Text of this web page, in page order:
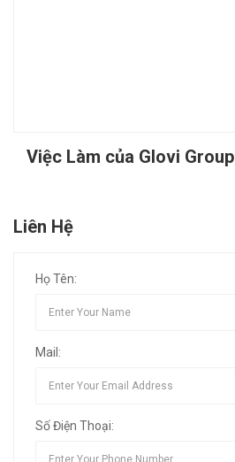
Việc Làm của Glovi Group
Liên Hệ
Họ Tên:
Mail:
Số Điện Thoại: